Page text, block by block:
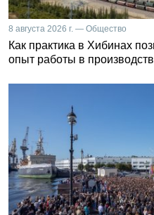
8 августа 2026 г. — Общество
Как практика в Хибинах
опыт работы в